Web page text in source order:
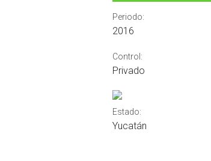
Periodo:
2016
Control:
Privado
Estado:
Yucatán